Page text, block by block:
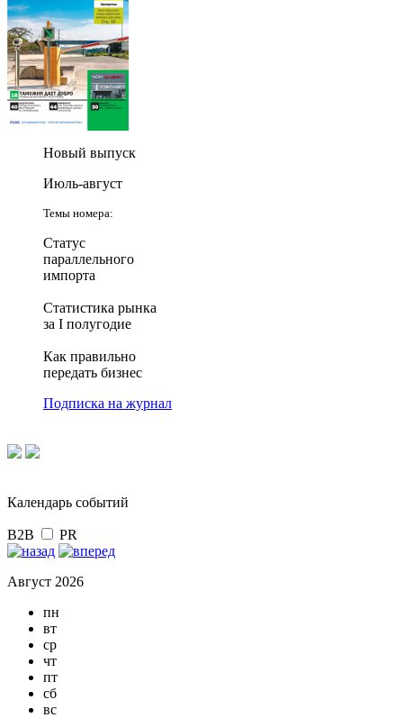
Новый выпуск
Июль-август
Темы номера:
Статус
параллельного
импорта
Статистика рынка
за I полугодие
Как правильно
передать бизнес
Подписка на журнал
Календарь событий
B2B PR
Август 2026
пн
вт
ср
чт
пт
сб
вс